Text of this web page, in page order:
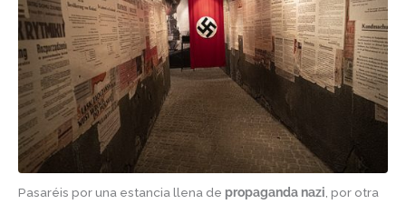
Pasaréis por una estancia llena de propaganda nazi, por otra